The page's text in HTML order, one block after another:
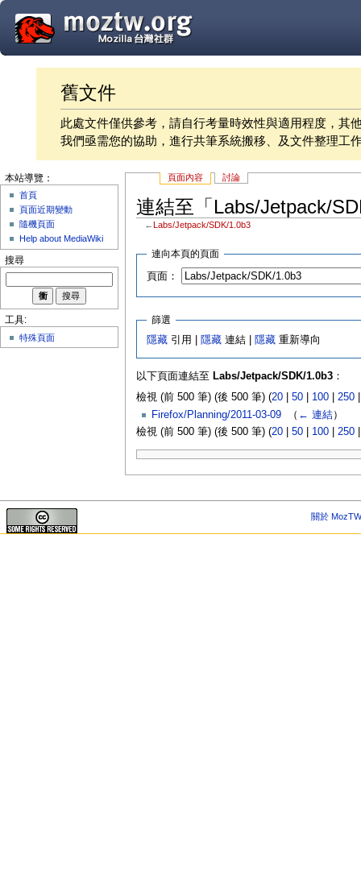
舊文件
此處文件僅供參考，請自行考量時效性與適用程度，其
我們亟需您的協助，進行共筆系統搬移、及文件整理工
頁面內容 討論
連結至「Labs/Jetpack/
← Labs/Jetpack/SDK/1.0b3
連向本頁的頁面
頁面：
篩選
隱藏 引用 | 隱藏 連結 | 隱藏 重新導向
以下頁面連結至 Labs/Jetpack/SDK/1.0b3：
檢視 (前 500 筆) (後 500 筆) (20| 50| 100| 250
Firefox/Planning/2011-03-09‎ （ ← 連結）
檢視 (前 500 筆) (後 500 筆) (20| 50| 100| 250
本站導覽：
首頁
頁面近期變動
隨機頁面
Help about MediaWiki
搜尋
工具:
特殊頁面
關於